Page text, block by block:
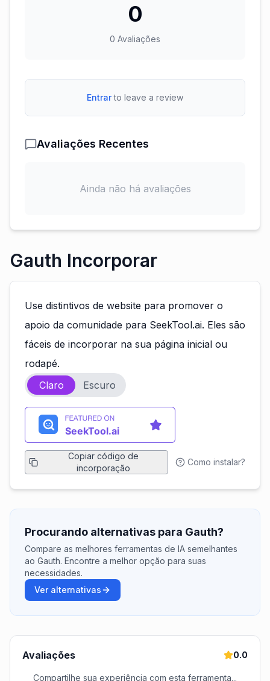
0
0 Avaliações
Entrar to leave a review
Avaliações Recentes
Ainda não há avaliações
Gauth Incorporar
Use distintivos de website para promover o
apoio da comunidade para SeekTool.ai. Eles são
fáceis de incorporar na sua página inicial ou
rodapé.
Claro
Escuro
Copiar código de
incorporação
Como instalar?
Procurando alternativas para Gauth?
Compare as melhores ferramentas de IA semelhantes
ao Gauth. Encontre a melhor opção para suas
necessidades.
Ver alternativas
Avaliações 0.0
Compartilhe sua experiência com esta ferramenta...